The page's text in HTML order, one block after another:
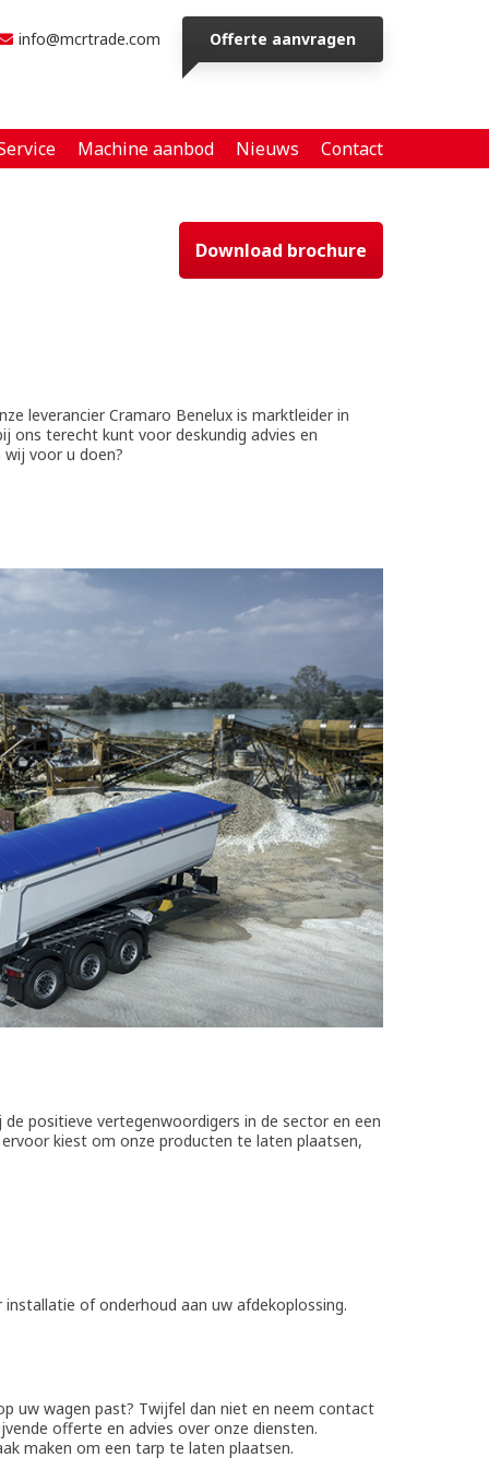
info@mcrtrade.com Offerte aanvragen
Machine aanbod Nieuws Contact
Download brochure
leverancier Cramaro Benelux is marktleider in
ons terecht kunt voor deskundig advies en
voor u doen?
positieve vertegenwoordigers in de sector en een
kiest om onze producten te laten plaatsen,
of onderhoud aan uw afdekoplossing.
uw wagen past? Twijfel dan niet en neem contact
offerte en advies over onze diensten.
maken om een tarp te laten plaatsen.